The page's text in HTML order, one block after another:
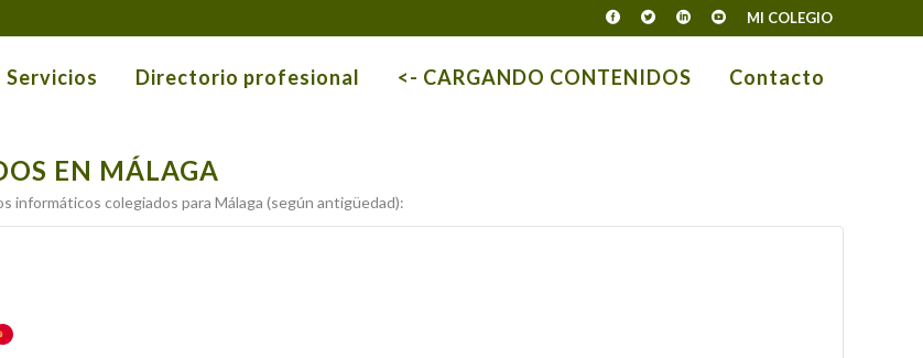
MI COLEGIO
Servicios Directorio profesional <- CARGANDO CONTENIDOS Contacto
EN MÁLAGA
informáticos colegiados para Málaga (según antigüedad):